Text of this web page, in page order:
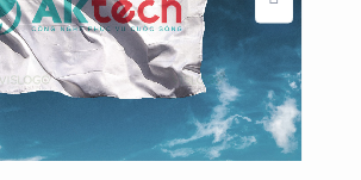
kế logo, nhận diện thương
ty khoa học công nghệ
VIỆT NAM